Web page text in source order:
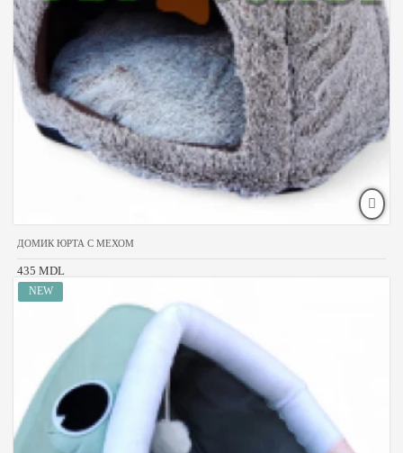
ДОМИК ЮРТА С МЕХОМ
435 MDL